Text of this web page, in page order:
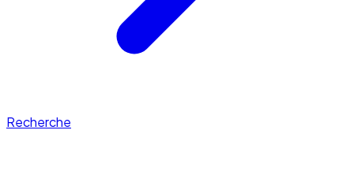
Recherche